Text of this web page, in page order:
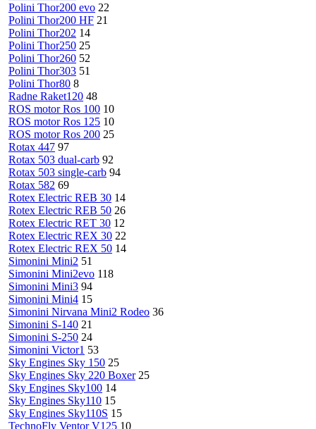
Polini Thor200 evo 22
Polini Thor200 HF 21
Polini Thor202 14
Polini Thor250 25
Polini Thor260 52
Polini Thor303 51
Polini Thor80 8
Radne Raket120 48
ROS motor Ros 100 10
ROS motor Ros 125 10
ROS motor Ros 200 25
Rotax 447 97
Rotax 503 dual-carb 92
Rotax 503 single-carb 94
Rotax 582 69
Rotex Electric REB 30 14
Rotex Electric REB 50 26
Rotex Electric RET 30 12
Rotex Electric REX 30 22
Rotex Electric REX 50 14
Simonini Mini2 51
Simonini Mini2evo 118
Simonini Mini3 94
Simonini Mini4 15
Simonini Nirvana Mini2 Rodeo 36
Simonini S-140 21
Simonini S-250 24
Simonini Victor1 53
Sky Engines Sky 150 25
Sky Engines Sky 220 Boxer 25
Sky Engines Sky100 14
Sky Engines Sky110 15
Sky Engines Sky110S 15
TechnoFly Ventor V125 10